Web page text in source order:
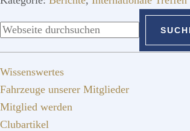
SEITENSPALTE
durchsuchen
Wissenswertes
Fahrzeuge unserer Mitglieder
Mitglied werden
Clubartikel